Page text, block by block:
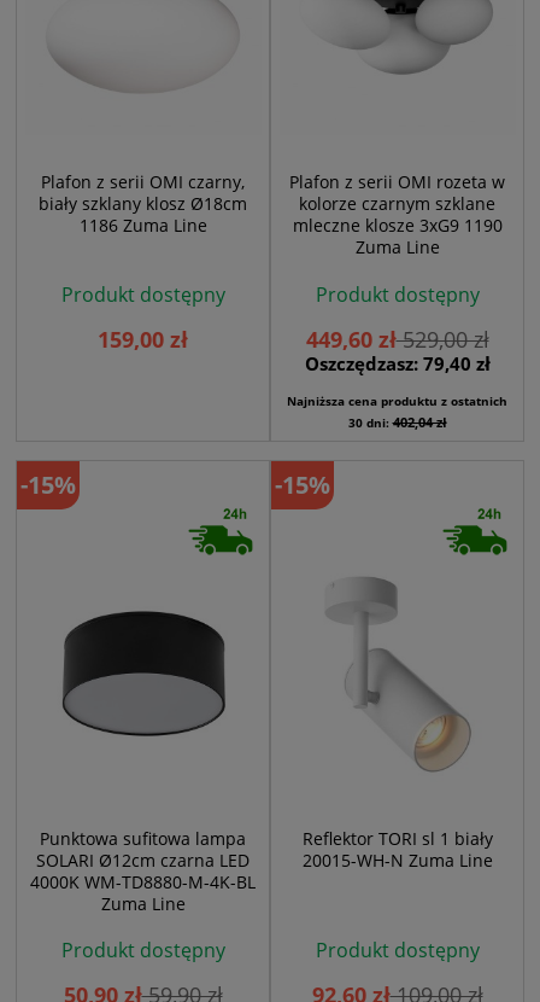
Plafon z serii OMI czarny,
biały szklany klosz Ø18cm
1186 Zuma Line
Produkt dostępny
159,00 zł
Plafon z serii OMI rozeta w
kolorze czarnym szklane
mleczne klosze 3xG9 1190
Zuma Line
Produkt dostępny
449,60 zł529,00 zł
Oszczędzasz: 79,40 zł
Najniższa cena produktu z ostatnich
30 dni:402,04 zł
Punktowa sufitowa lampa
SOLARI Ø12cm czarna LED
4000K WM-TD8880-M-4K-BL
Zuma Line
Produkt dostępny
50,90 zł59,90 zł
-15%
Reflektor TORI sl 1 biały
20015-WH-N Zuma Line
Produkt dostępny
92,60 zł109,00 zł
-15%